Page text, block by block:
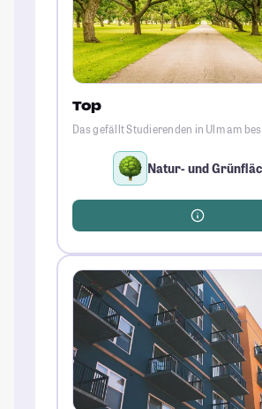
Top
Das gefällt Studierenden in Ulm am
Natur- und